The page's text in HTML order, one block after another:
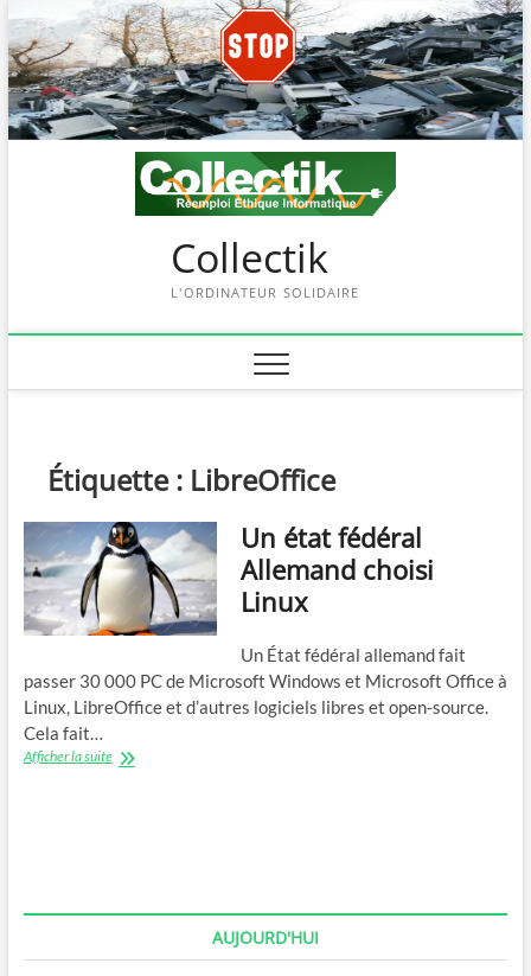
to
content
Collectik
L'ORDINATEUR SOLIDAIRE
Étiquette : LibreOffice
Un état fédéral
Allemand choisi
Linux
Un État fédéral allemand fait
passer 30 000 PC de Microsoft Windows et Microsoft Office à
Linux, LibreOffice et d’autres logiciels libres et open-source.
Cela fait…
Afficher la suiteUn
AUJOURD'HUI